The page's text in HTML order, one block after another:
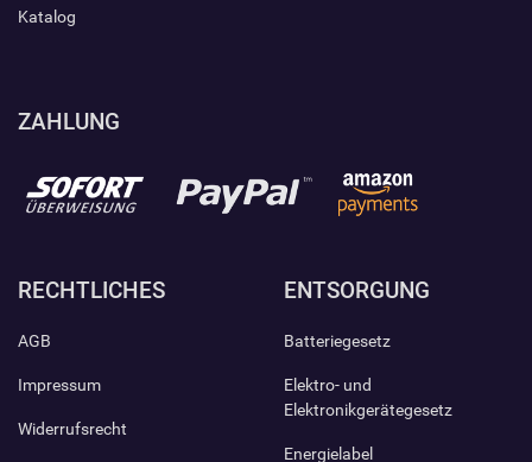
Katalog
ZAHLUNG
RECHTLICHES
AGB
Impressum
Widerrufsrecht
ENTSORGUNG
Batteriegesetz
Elektro- und
Elektronikgerätegesetz
Energielabel